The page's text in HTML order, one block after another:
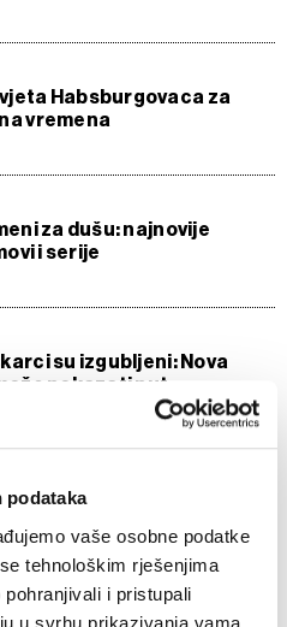
podataka
vaše osobne podatke
tehnološkim rješenjima
i pristupali
u svrhu prikazivanja vama
Habsburgovaca za
vremena
za dušu: najnovije
i serije
su izgubljeni: Nova
pokazati put
intervju s autorom